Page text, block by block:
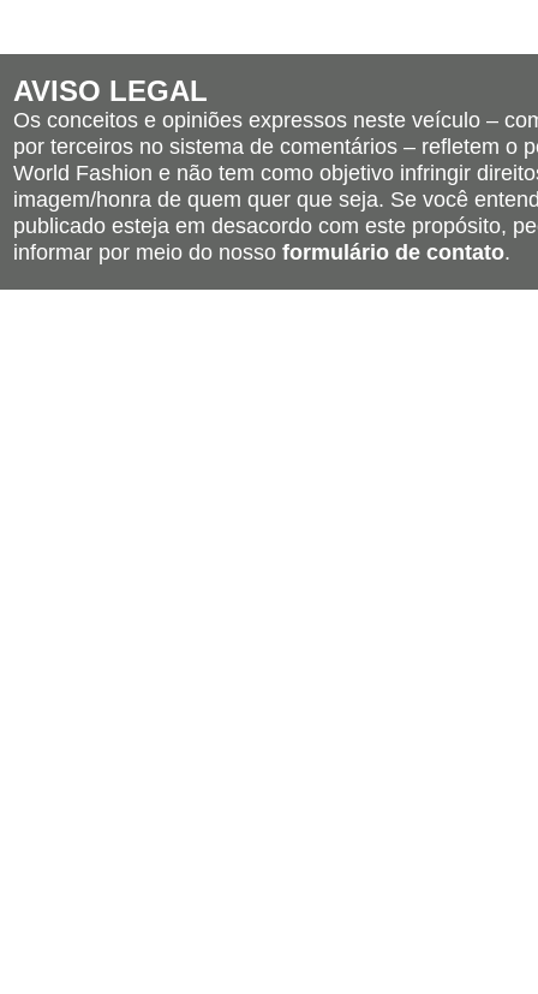
AVISO LEGAL
Os conceitos e opiniões expressos neste veículo –
por terceiros no sistema de comentários – refletem o
World Fashion e não tem como objetivo infringir
imagem/honra de quem quer que seja. Se você
publicado esteja em desacordo com este propósito,
informar por meio do nosso formulário de contato.